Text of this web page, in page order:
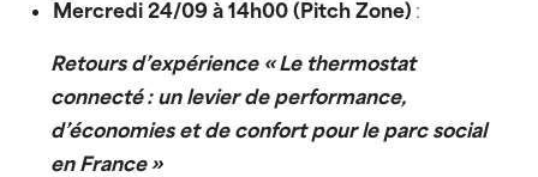
Mercredi 24/09 à 14h00 (Pitch Zone) :
Retours d’expérience « Le thermostat
connecté : un levier de performance,
d’économies et de confort pour le parc social
en France »